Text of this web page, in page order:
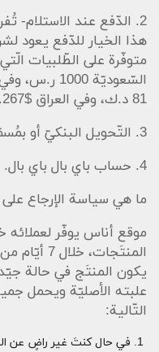
2. الدّفع عند
هذا الخيار للدّفع يعود
متوفّرة على الطّلبيات
81 د.ك، وفي العراق $267.
3. التّحويل البنكيّ أو بمُسمّى الحوّالة البنكيّة.
4. حساب باي بال باي بال.
ما هي سياسة الإرجاع
موقع أناس يوفّر لعملائه
يكون المنتَج في حالة
علبته الأصليّة ويحمل
التّالية:
في حال كنتَ غير راضٍ عن